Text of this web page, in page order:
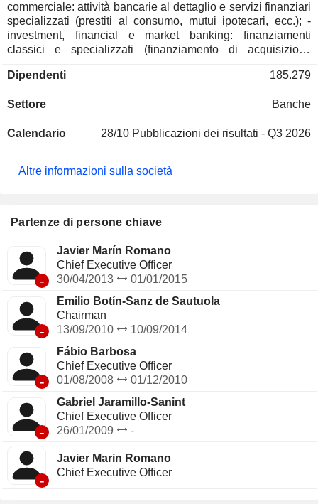
commerciale: attività bancarie al dettaglio e servizi finanziari
specializzati (prestiti al consumo, mutui ipotecari, ecc.); -
investment, financial e market banking: finanziamenti
classici e specializzati (finanziamento di acquisizioni,
di fusioni e acquisizioni, operazioni su titoli, ecc.), intervento
patrimoniale e private banking. Il gruppo sviluppa anche
e Banesto Seguros. Alla fine del 2024, il gruppo gestiva
di euro in crediti correnti. I prodotti e i servizi sono
commercializzati attraverso una rete di 7.124 filiali in tutto il
Dipendenti 185.279
Settore Banche
Calendario 28/10 Pubblicazioni dei risultati - Q3 2026
Altre informazioni sulla società
Partenze di persone chiave
-
Javier Marín Romano
Chief Executive Officer
30/04/2013
01/01/2015
-
Emilio Botín-Sanz de Sautuola
Chairman
13/09/2010
10/09/2014
-
Fábio Barbosa
Chief Executive Officer
01/08/2008
01/12/2010
-
Gabriel Jaramillo-Sanint
Chief Executive Officer
26/01/2009
-
-
Javier Marin Romano
Chief Executive Officer